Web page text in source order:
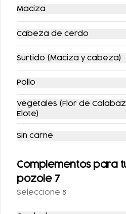
$122.00
$118.00
Maciza
Cabeza de cerdo
Surtido (Maciza y cabeza)
Pollo
Vegetales (Flor de
Elote)
Sin carne
Complementos para
pozole 7
Seleccione 8